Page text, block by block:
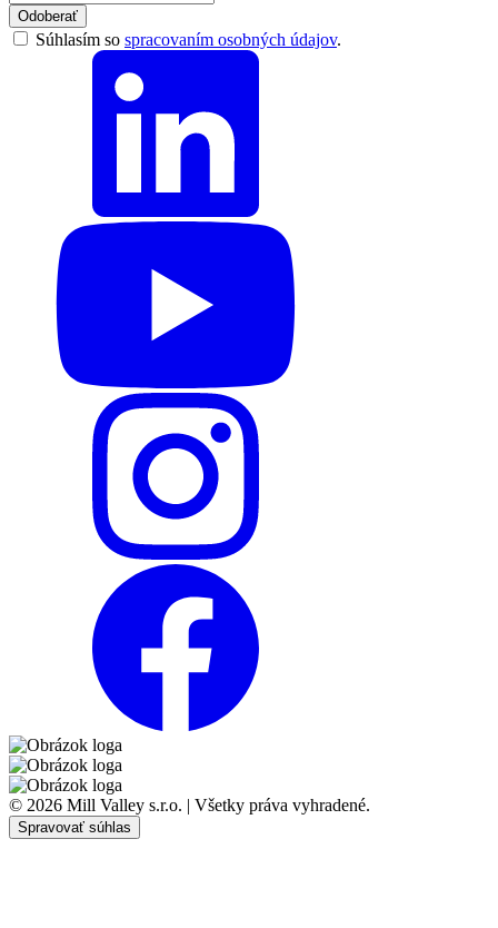
Odoberať
Súhlasím so spracovaním osobných údajov.
© 2026 Mill Valley s.r.o. | Všetky práva vyhradené.
Spravovať súhlas